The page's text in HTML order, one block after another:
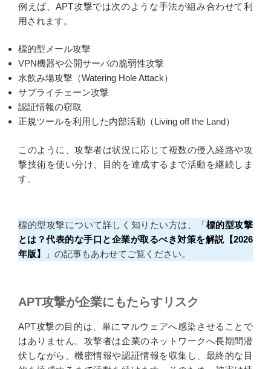
例えば、APT攻撃では次のような手法が組み合わせて利
用されます。
標的型メール攻撃
VPN機器や公開サーバの脆弱性攻撃
水飲み場攻撃（Watering Hole Attack）
サプライチェーン攻撃
認証情報の窃取
正規ツールを利用した内部活動（Living off the Land）
このように、攻撃者は状況に応じて複数の侵入経路や攻
撃技術を使い分け、目的を達成するまで活動を継続しま
す。
標的型攻撃について詳しく知りたい方は、「標的型攻撃
とは？代表的な手口と企業が取るべき対策を解説【2026
年版】
」の記事もあわせてご覧ください。
APT攻撃が企業にもたらすリスク
APT攻撃の目的は、単にマルウェアへ感染させることで
はありません。攻撃者は企業のネットワークへ長期間潜
伏しながら、機密情報や認証情報を収集し、最終的な目